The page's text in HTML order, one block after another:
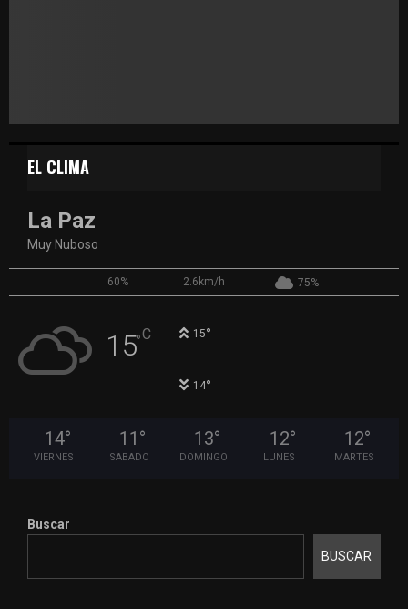
EL CLIMA
La Paz
Muy Nuboso
60% 2.6km/h 75%
15°C 15°
14°
14°
VIERNES
11 °
SABADO
13°
DOMINGO
12°
LUNES
12°
MARTES
Buscar
BUSCAR